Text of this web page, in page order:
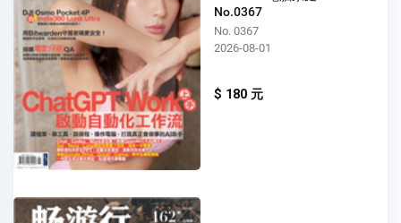
No.0367
No. 0367
2026-08-01
$ 180 元